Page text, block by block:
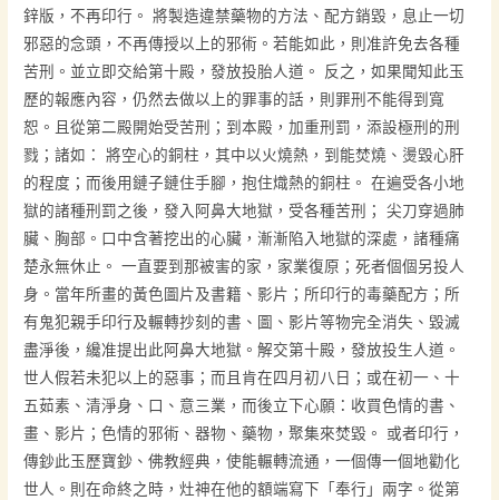
鋅版，不再印行。 將製造違禁藥物的方法、配方銷毀，息止一切
邪惡的念頭，不再傳授以上的邪術。若能如此，則准許免去各種
苦刑。並立即交給第十殿，發放投胎人道。 反之，如果聞知此玉
歷的報應內容，仍然去做以上的罪事的話，則罪刑不能得到寬
恕。且從第二殿開始受苦刑；到本殿，加重刑罰，添設極刑的刑
戮；諸如： 將空心的銅柱，其中以火燒熱，到能焚燒、燙毀心肝
的程度；而後用鏈子鏈住手腳，抱住熾熱的銅柱。 在遍受各小地
獄的諸種刑罰之後，發入阿鼻大地獄，受各種苦刑； 尖刀穿過肺
臟、胸部。口中含著挖出的心臟，漸漸陷入地獄的深處，諸種痛
楚永無休止。 一直要到那被害的家，家業復原；死者個個另投人
身。當年所畫的黃色圖片及書籍、影片；所印行的毒藥配方；所
有鬼犯親手印行及輾轉抄刻的書、圖、影片等物完全消失、毀滅
盡淨後，纔准提出此阿鼻大地獄。解交第十殿，發放投生人道。
世人假若未犯以上的惡事；而且肯在四月初八日；或在初一、十
五茹素、清淨身、口、意三業，而後立下心願：收買色情的書、
畫、影片；色情的邪術、器物、藥物，聚集來焚毀。 或者印行，
傳鈔此玉歷寶鈔、佛教經典，使能輾轉流通，一個傳一個地勸化
世人。則在命終之時，灶神在他的額端寫下「奉行」兩字。從第